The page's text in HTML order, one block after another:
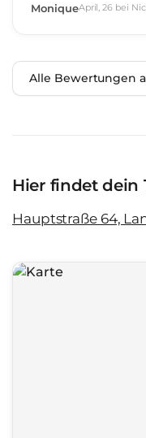
MoniqueApril,26 bei
Alle Bewertungen
Hier findet dein
Hauptstraße 64,